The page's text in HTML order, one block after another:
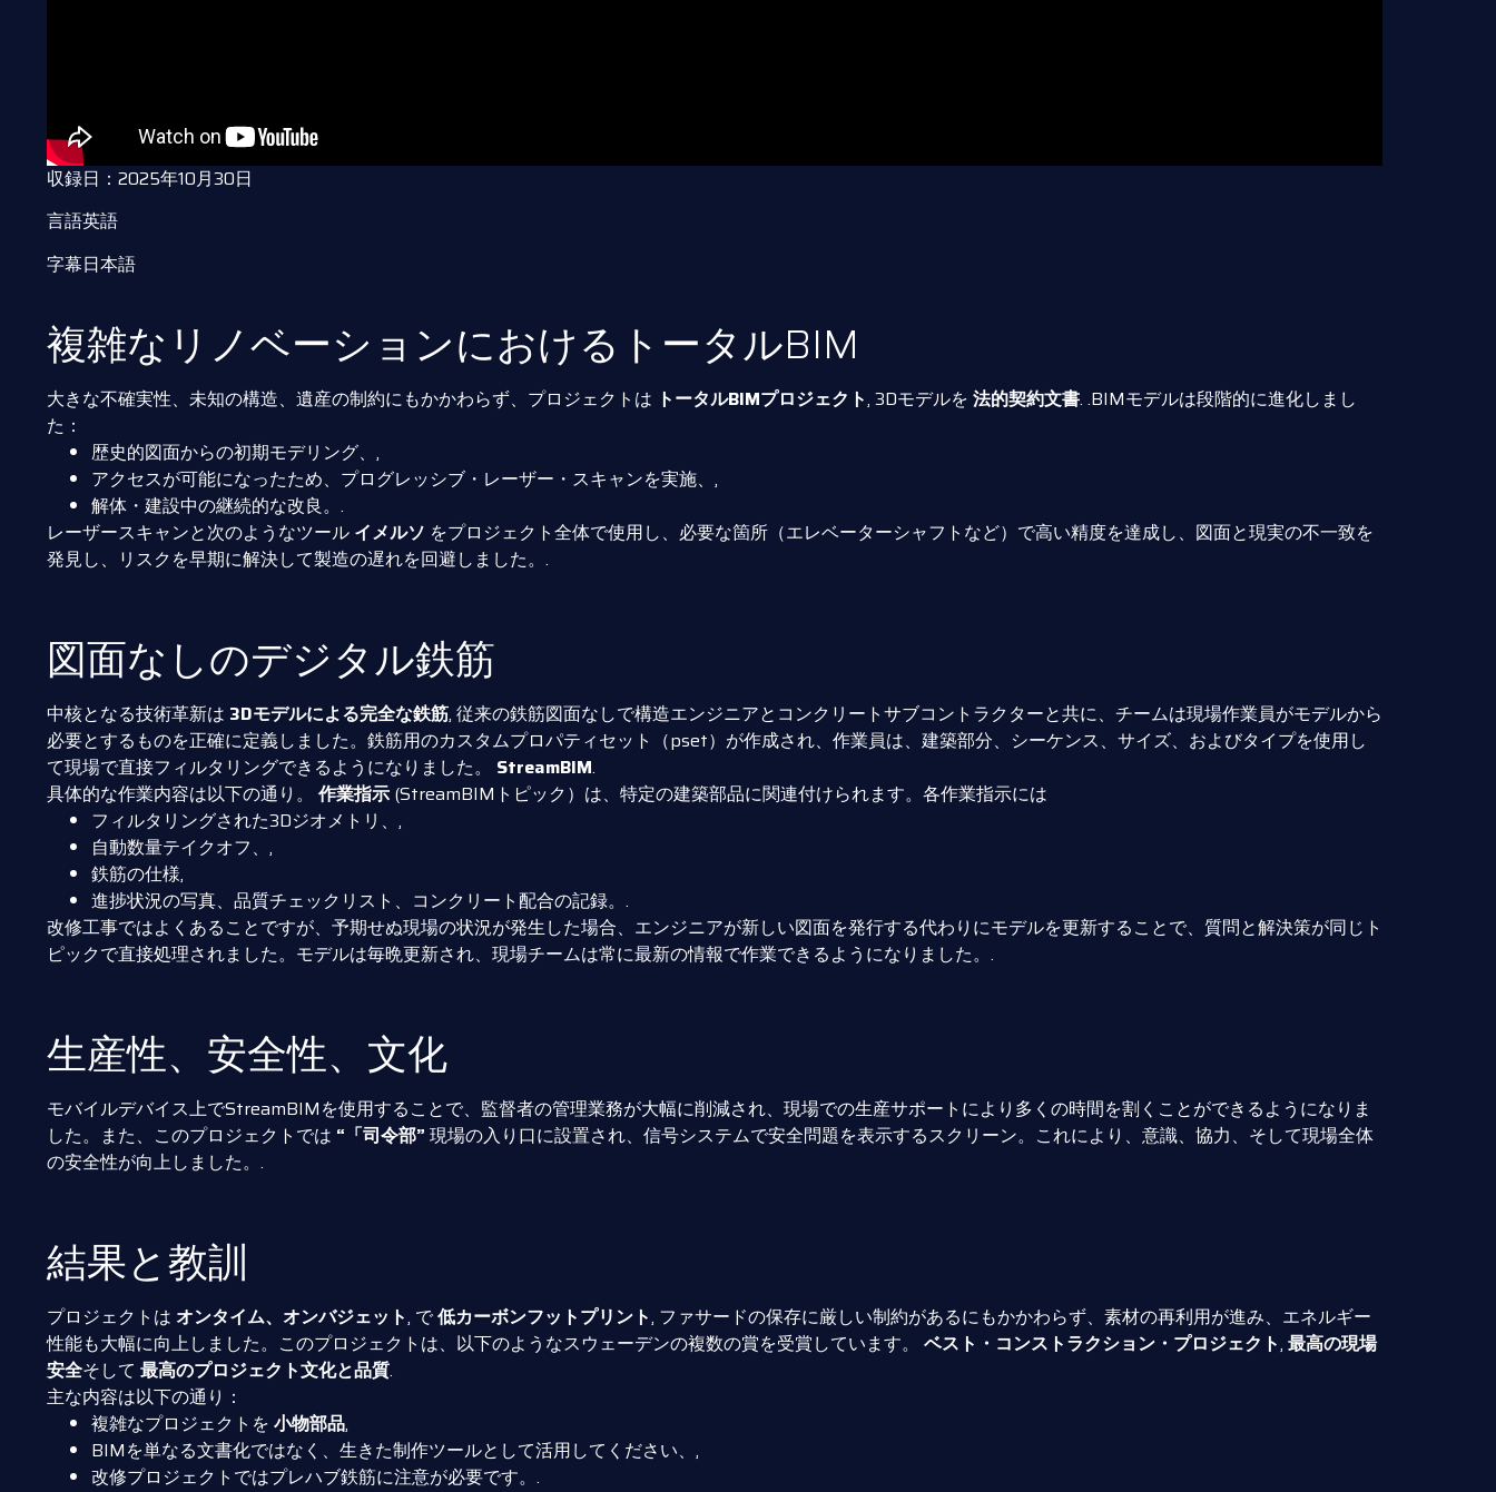
収録日：2025年10月30日
言語英語
字幕日本語
複雑なリノベーションにおけるトータルBIM
大きな不確実性、未知の構造、遺産の制約にもかかわらず、プロジェクトは トータルBIMプロジェクト, 3Dモデルを 法的契約文書. .BIMモデルは段階的に進化しまし
た：
歴史的図面からの初期モデリング、,
アクセスが可能になったため、プログレッシブ・レーザー・スキャンを実施、,
解体・建設中の継続的な改良。.
レーザースキャンと次のようなツール イメルソ をプロジェクト全体で使用し、必要な箇所（エレベーターシャフトなど）で高い精度を達成し、図面と現実の不一致を
発見し、リスクを早期に解決して製造の遅れを回避しました。.
図面なしのデジタル鉄筋
中核となる技術革新は 3Dモデルによる完全な鉄筋, 従来の鉄筋図面なしで構造エンジニアとコンクリートサブコントラクターと共に、チームは現場作業員がモデルから
必要とするものを正確に定義しました。鉄筋用のカスタムプロパティセット（pset）が作成され、作業員は、建築部分、シーケンス、サイズ、およびタイプを使用し
て現場で直接フィルタリングできるようになりました。 StreamBIM.
具体的な作業内容は以下の通り。 作業指示 (StreamBIMトピック）は、特定の建築部品に関連付けられます。各作業指示には
フィルタリングされた3Dジオメトリ、,
自動数量テイクオフ、,
鉄筋の仕様,
進捗状況の写真、品質チェックリスト、コンクリート配合の記録。.
改修工事ではよくあることですが、予期せぬ現場の状況が発生した場合、エンジニアが新しい図面を発行する代わりにモデルを更新することで、質問と解決策が同じト
ピックで直接処理されました。モデルは毎晩更新され、現場チームは常に最新の情報で作業できるようになりました。.
生産性、安全性、文化
モバイルデバイス上でStreamBIMを使用することで、監督者の管理業務が大幅に削減され、現場での生産サポートにより多くの時間を割くことができるようになりま
した。また、このプロジェクトでは “「司令部” 現場の入り口に設置され、信号システムで安全問題を表示するスクリーン。これにより、意識、協力、そして現場全体
の安全性が向上しました。.
結果と教訓
プロジェクトは オンタイム、オンバジェット, で低カーボンフットプリント, ファサードの保存に厳しい制約があるにもかかわらず、素材の再利用が進み、エネルギー
性能も大幅に向上しました。このプロジェクトは、以下のようなスウェーデンの複数の賞を受賞しています。 ベスト・コンストラクション・プロジェクト, 最高の現場
安全そして 最高のプロジェクト文化と品質.
主な内容は以下の通り：
複雑なプロジェクトを 小物部品,
BIMを単なる文書化ではなく、生きた制作ツールとして活用してください、,
改修プロジェクトではプレハブ鉄筋に注意が必要です。.